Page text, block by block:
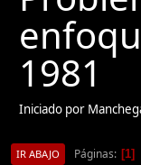
1981
Iniciado por
IR ABAJO Páginas 1